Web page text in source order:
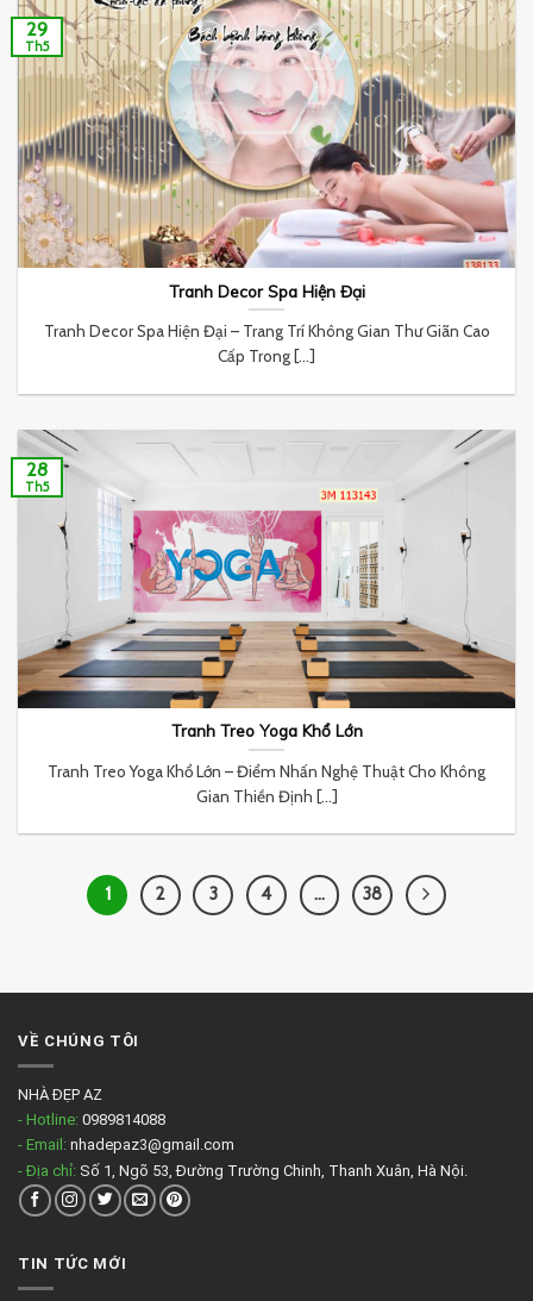
Tranh Decor Spa Hiện Đại
Tranh Decor Spa Hiện Đại – Trang Trí Không Gian Thư Giãn Cao
Cấp Trong [...]
29
Th5
Tranh Treo Yoga Khổ Lớn
Tranh Treo Yoga Khổ Lớn – Điểm Nhấn Nghệ Thuật Cho Không
Gian Thiền Định [...]
28
Th5
1 2 3 4 … 38
VỀ CHÚNG TÔI
NHÀ ĐẸP AZ
- Hotline: 0989814088
- Email: nhadepaz3@gmail.com
- Địa chỉ: Số 1, Ngõ 53, Đường Trường Chinh, Thanh Xuân, Hà Nội.
TIN TỨC MỚI